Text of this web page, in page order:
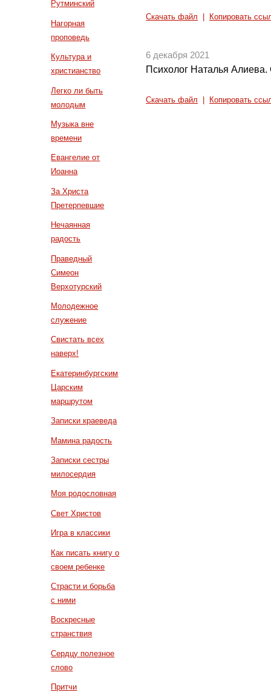
Рутминский
Нагорная
проповедь
Культура и
христианство
Легко ли быть
молодым
Музыка вне
времени
Евангелие от
Иоанна
За Христа
Претерпевшие
Нечаянная
радость
Праведный
Симеон
Верхотурский
Молодежное
служение
Свистать всех
наверх!
Екатеринбургским
Царским
маршрутом
Записки краеведа
Мамина радость
Записки сестры
милосердия
Моя родословная
Свет Христов
Игра в классики
Как писать книгу о
своем ребенке
Страсти и борьба
с ними
Воскресные
странствия
Сердцу полезное
слово
Притчи
Скачать файл Копировать
6 декабря 2021
Психолог Наталья Алиева.
Скачать файл Копировать